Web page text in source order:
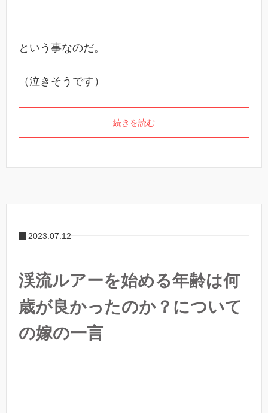
という事なのだ。
（泣きそうです）
続きを読む
2023.07.12
渓流ルアーを始める年齢は何
歳が良かったのか？について
の嫁の一言